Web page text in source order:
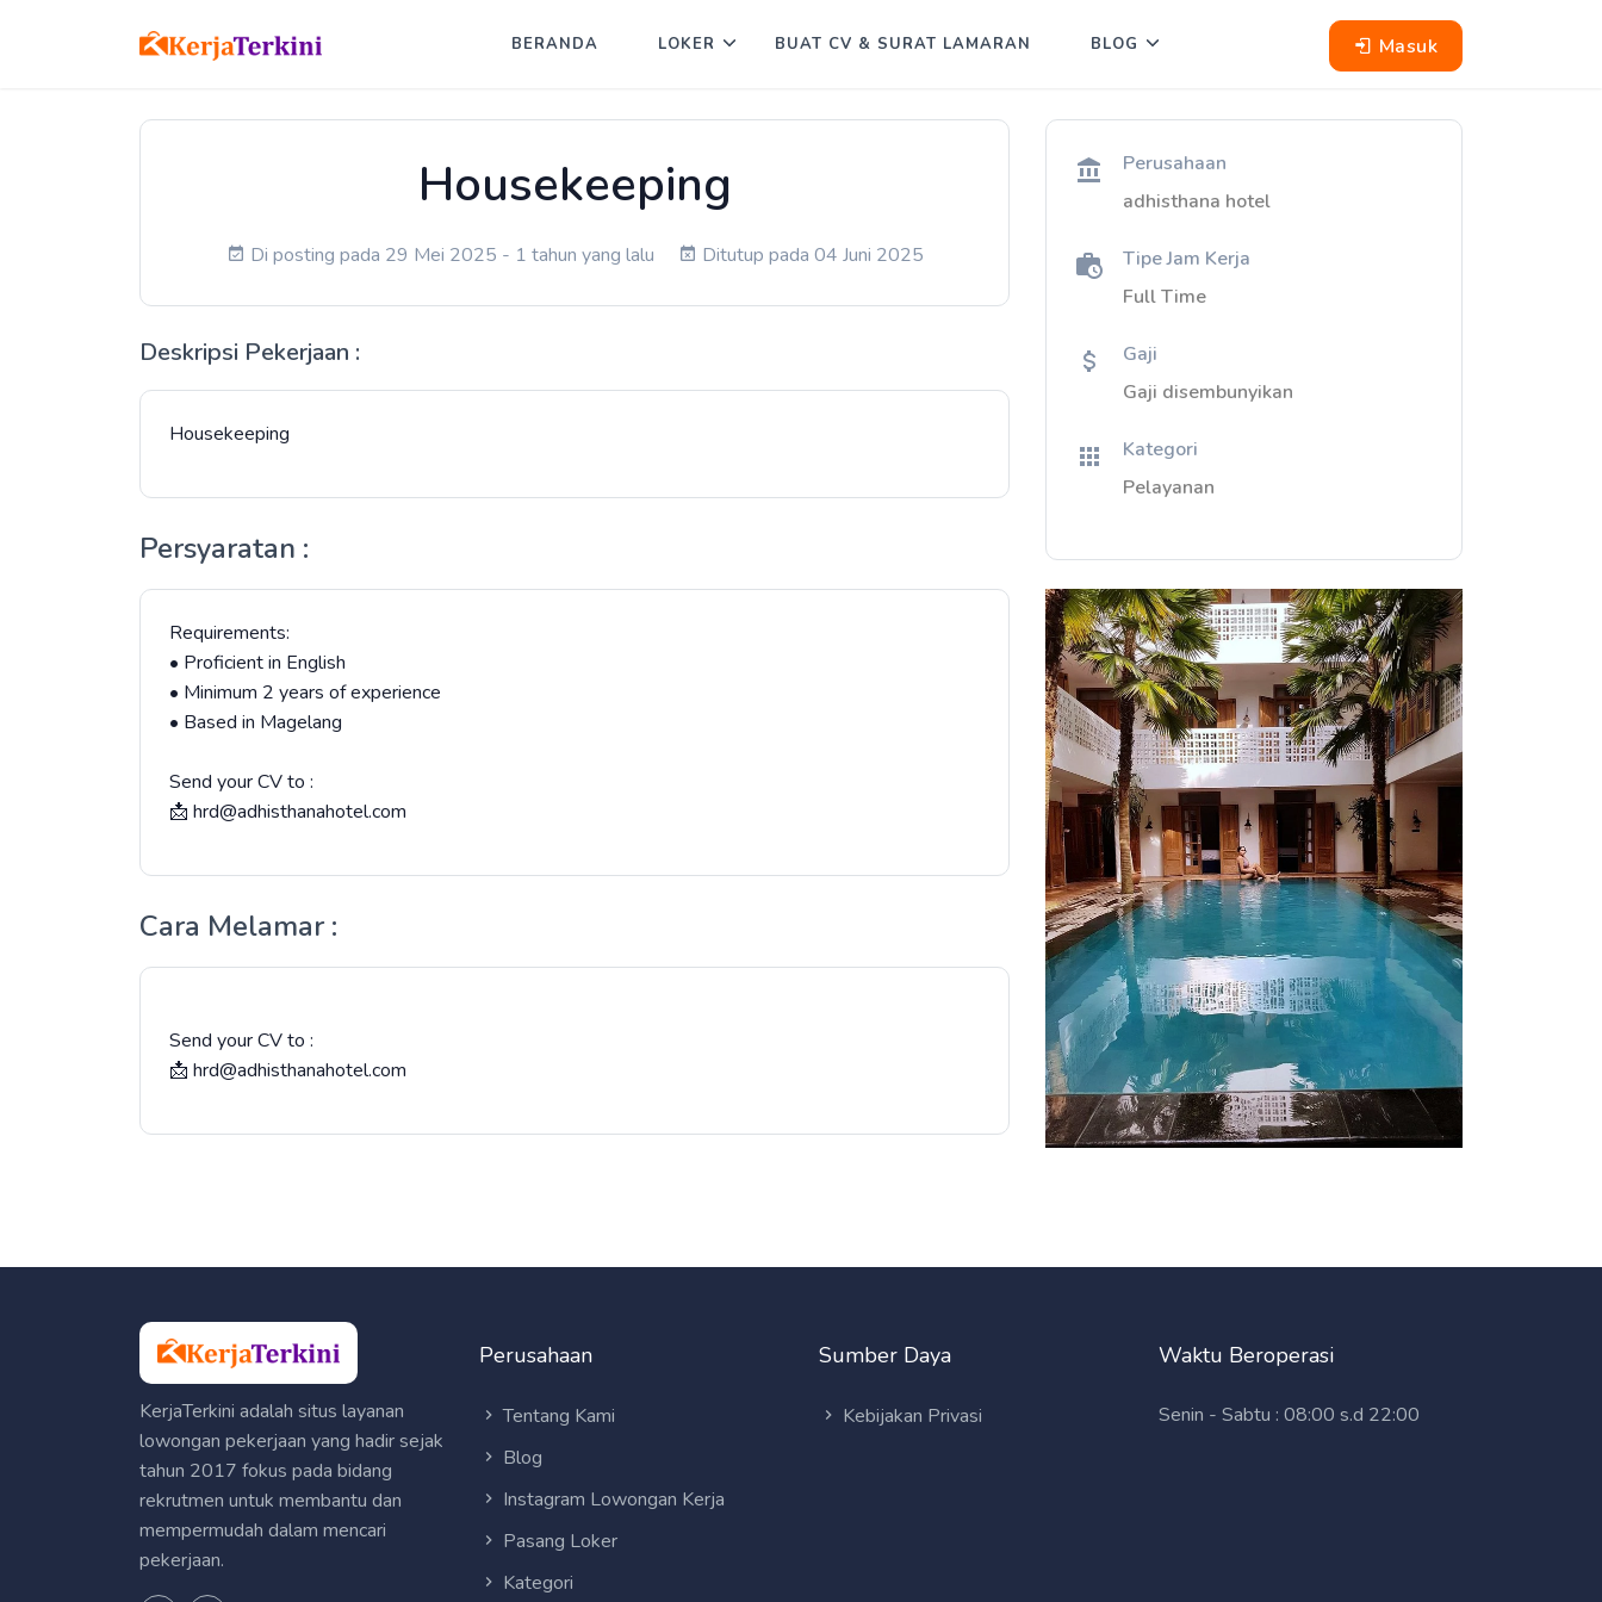
Masuk
BERANDA LOKER BUAT CV & SURAT LAMARAN BLOG
Housekeeping
Di posting pada 29 Mei 2025 - 1 tahun yang lalu Ditutup pada 04 Juni 2025
Deskripsi Pekerjaan :
Housekeeping
Persyaratan :
Requirements:
• Proficient in English
• Minimum 2 years of experience
• Based in Magelang
Send your CV to :
📩 hrd@adhisthanahotel.com
Cara Melamar :
Send your CV to :
📩 hrd@adhisthanahotel.com
Perusahaan
adhisthana hotel
Tipe Jam Kerja
Full Time
Gaji
Gaji disembunyikan
Kategori
Pelayanan
KerjaTerkini adalah situs layanan
lowongan pekerjaan yang hadir sejak
tahun 2017 fokus pada bidang
rekrutmen untuk membantu dan
mempermudah dalam mencari
pekerjaan.
Perusahaan
Tentang Kami
Blog
Instagram Lowongan Kerja
Pasang Loker
Kategori
Sumber Daya
Kebijakan Privasi
Waktu Beroperasi
Senin - Sabtu : 08:00 s.d 22:00